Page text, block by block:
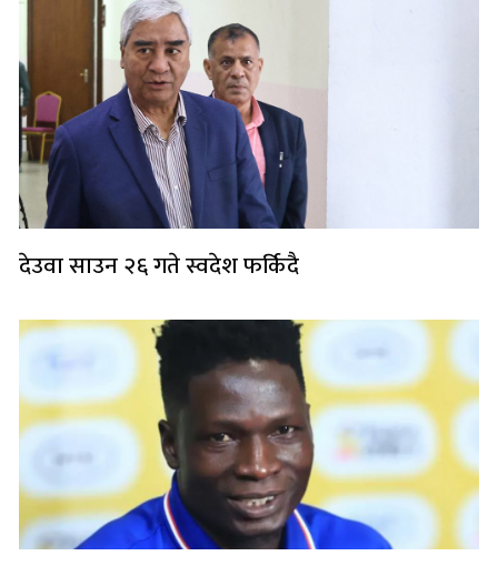
देउवा साउन २६ गते स्वदेश फर्किदै